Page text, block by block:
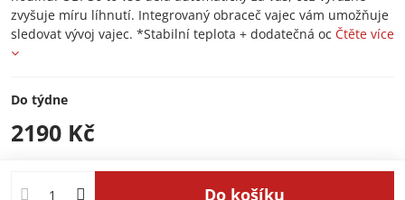
zvyšuje míru líhnutí. Integrovaný obraceč vajec vám umožňuje
sledovat vývoj vajec. *Stabilní teplota + dodatečná oc Čtěte více
Do týdne
2190 Kč
Do košíku